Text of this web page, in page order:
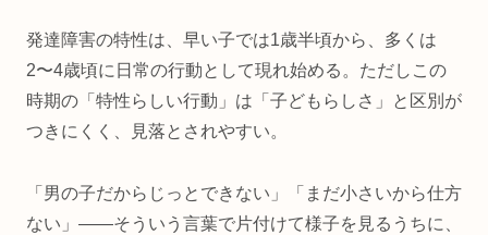
発達障害の特性は、早い子では1歳半頃から、多くは
2〜4歳頃に日常の行動として現れ始める。ただしこの
時期の「特性らしい行動」は「子どもらしさ」と区別が
つきにくく、見落とされやすい。
「男の子だからじっとできない」「まだ小さいから仕方
ない」——そういう言葉で片付けて様子を見るうちに、